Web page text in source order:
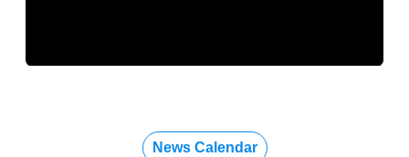
News Calendar